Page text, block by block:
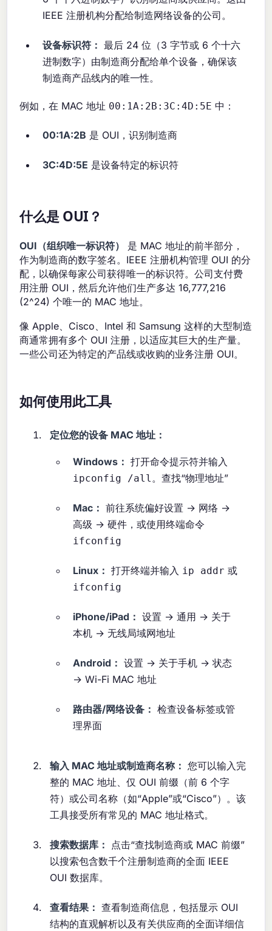
IEEE 注册机构分配给制造网络设备的公司。
设备标识符： 最后 24 位（3 字节或 6 个十六
进制数字）由制造商分配给单个设备，确保该
制造商产品线内的唯一性。
例如，在 MAC 地址 00:1A:2B:3C:4D:5E 中：
00:1A:2B 是 OUI，识别制造商
3C:4D:5E 是设备特定的标识符
什么是 OUI？
OUI（组织唯一标识符）
是 MAC 地址的前半部分，
作为制造商的数字签名。IEEE 注册机构管理 OUI 的分
配，以确保每家公司获得唯一的标识符。公司支付费
用注册 OUI，然后允许他们生产多达 16,777,216
(2^24) 个唯一的 MAC 地址。
像 Apple、Cisco、Intel 和 Samsung 这样的大型制造
商通常拥有多个 OUI 注册，以适应其巨大的生产量。
一些公司还为特定的产品线或收购的业务注册 OUI。
如何使用此工具
定位您的设备 MAC 地址：
Windows： 打开命令提示符并输入
ipconfig /all。查找“物理地址”
Mac： 前往系统偏好设置 → 网络 →
高级 → 硬件，或使用终端命令
ifconfig
Linux： 打开终端并输入 ip addr 或
ifconfig
iPhone/iPad： 设置 → 通用 → 关于
本机 → 无线局域网地址
Android： 设置 → 关于手机 → 状态
→ Wi-Fi MAC 地址
路由器/网络设备： 检查设备标签或管
理界面
输入 MAC 地址或制造商名称： 您可以输入完
整的 MAC 地址、仅 OUI 前缀（前 6 个字
符）或公司名称（如“Apple”或“Cisco”）。该
工具接受所有常见的 MAC 地址格式。
搜索数据库：
点击“查找制造商或 MAC 前缀”
以搜索包含数千个注册制造商的全面 IEEE
OUI 数据库。
查看结果： 查看制造商信息，包括显示 OUI
结构的直观解析以及有关供应商的全面详细信